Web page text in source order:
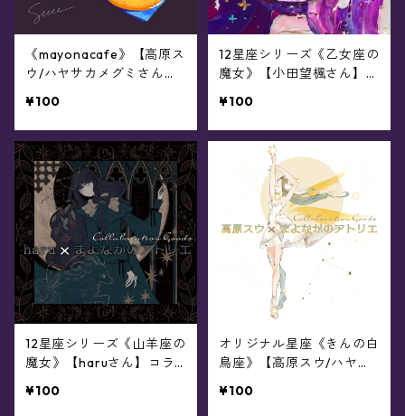
《mayonacafe》【高原ス
ウ/ハヤサカメグミさん】
¥100
12星座シリーズ《乙女座の
魔女》【小田望楓さん】コ
¥100
12星座シリーズ《山羊座の
魔女》【haruさん】コラ
¥100
オリジナル星座《きんの白
鳥座》【高原スウ/ハヤサ
ショングッズ
¥100